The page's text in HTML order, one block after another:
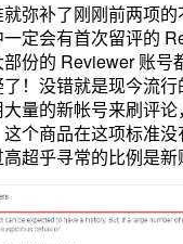
弥补了刚刚前两项
定会有首次留评的
份的 Reviewer 账号
！没错就是现今流
量的新帐号来刷评
这个商品在这项标准
超乎寻常的比例是新